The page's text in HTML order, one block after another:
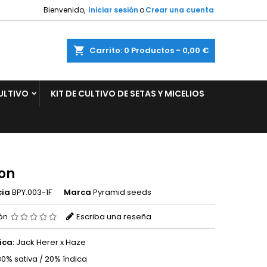
Bienvenido, Iniciar sesiónoCrear una cuenta
Carrito 0 Productos - 0,00 €
KIT DE CULTIVO DE SETAS Y MICELIOS
BPY.003-1F Marca Pyramid seeds
Escriba una reseña
Jack Herer x Haze
sativa / 20% índica